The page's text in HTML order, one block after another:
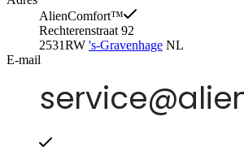
AlienComfort™
Rechterenstraat 92
2531RW 's-Gravenhage NL
E-mail